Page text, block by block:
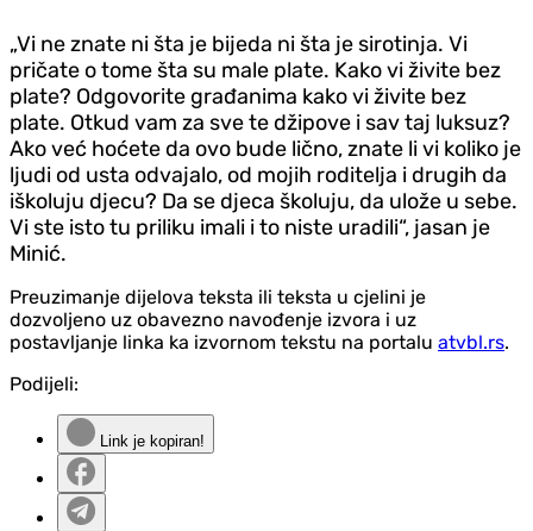
„Vi ne znate ni šta je bijeda ni šta je sirotinja. Vi
pričate o tome šta su male plate. Kako vi živite bez
plate? Odgovorite građanima kako vi živite bez
plate. Otkud vam za sve te džipove i sav taj luksuz?
Ako već hoćete da ovo bude lično, znate li vi koliko je
ljudi od usta odvajalo, od mojih roditelja i drugih da
iškoluju d‌jecu? Da se d‌jeca školuju, da ulože u sebe.
Vi ste isto tu priliku imali i to niste uradili“, jasan je
Minić.
Preuzimanje dijelova teksta ili teksta u cjelini je
dozvoljeno uz obavezno navođenje izvora i uz
postavljanje linka ka izvornom tekstu na portalu atvbl.rs.
Podijeli:
Link je kopiran!